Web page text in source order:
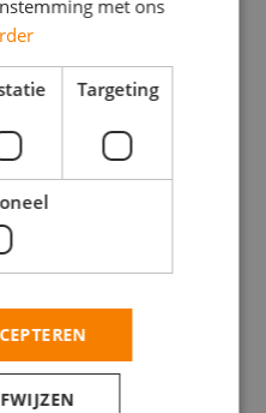
kan met het invullen
van voor jou
Toluna.
met ons
Targeting